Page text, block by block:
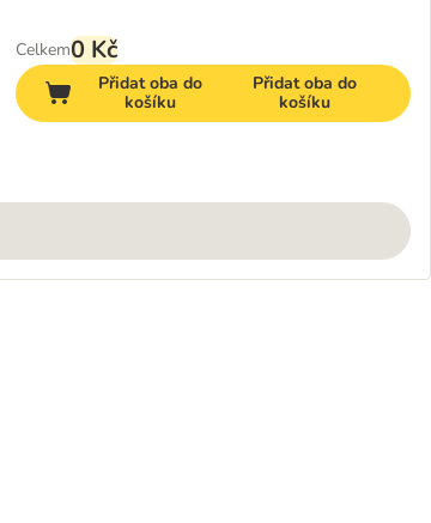
Celkem0 Kč
Přidat oba do
košíku
Přidat oba do
košíku